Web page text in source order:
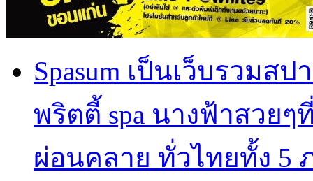
Spasum เป็นเว็บรวม
พริตตี้ spa นางฟ้าสวย
ผ่อนคลาย ทั่วไทยทั้ง 5